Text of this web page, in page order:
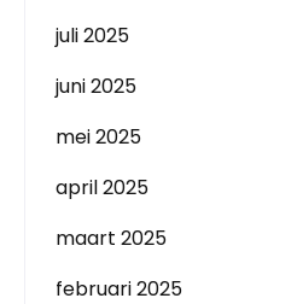
juli 2025
juni 2025
mei 2025
april 2025
maart 2025
februari 2025